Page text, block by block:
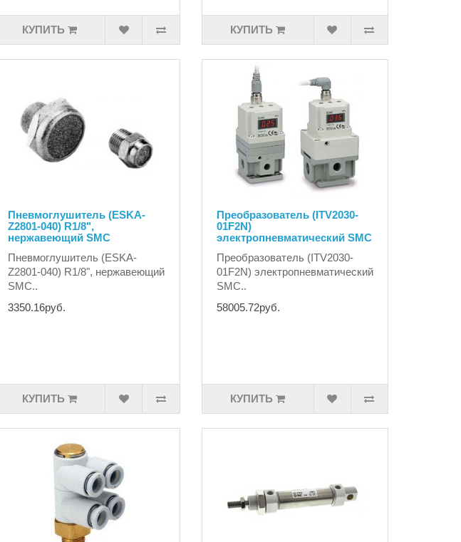
КУПИТЬ КУПИТЬ
Пневмоглушитель (ESKA-
Z2801-040) R1/8",
нержавеющий SMC
Пневмоглушитель (ESKA-
Z2801-040) R1/8", нержавеющий
SMC..
3350.16руб.
КУПИТЬ
Преобразователь (ITV2030-
01F2N)
электропневматический SMC
Преобразователь (ITV2030-
01F2N) электропневматический
SMC..
58005.72руб.
КУПИТЬ